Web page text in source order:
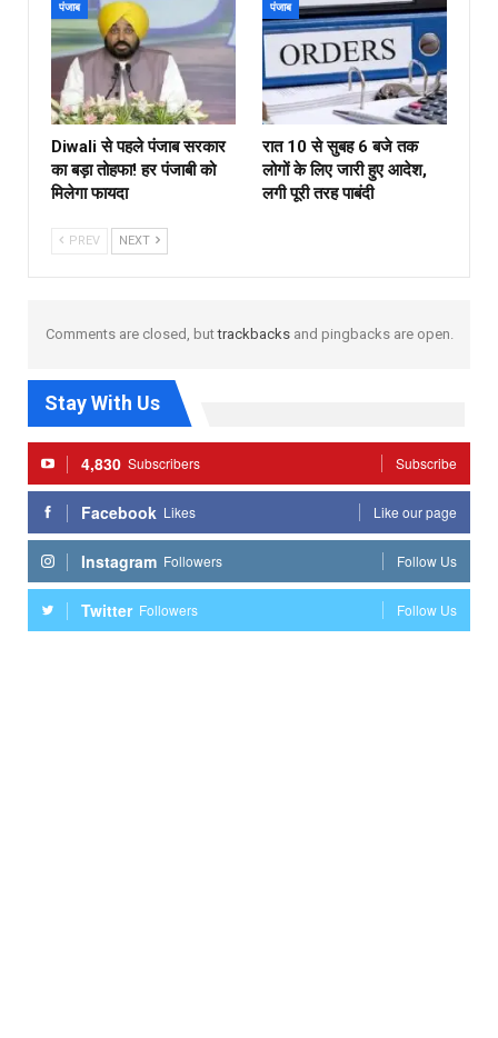
पंजाब
Diwali से पहले पंजाब सरकार
का बड़ा तोहफा! हर पंजाबी को
मिलेगा फायदा
पंजाब
रात 10 से सुबह 6 बजे तक
लोगों के लिए जारी हुए आदेश,
लगी पूरी तरह पाबंदी
PREV NEXT
Comments are closed, buttrackbacksand pingbacks are open.
Stay With Us
4,830 Subscribers Subscribe
Facebook Likes Like our page
Instagram Followers Follow Us
Twitter Followers Follow Us